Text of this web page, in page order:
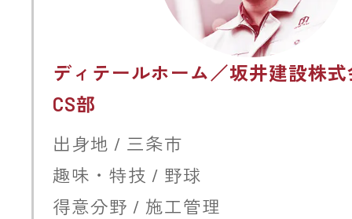
ディテールホーム／坂井建設株
CS部
出身地 / 三条市
趣味・特技 / 野球
得意分野 / 施工管理